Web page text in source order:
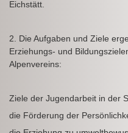
Eichstätt.
2. Die Aufgaben und Ziele
Erziehungs- und
Alpenvereins:
Ziele der Jugendarbeit in der
die Förderung der